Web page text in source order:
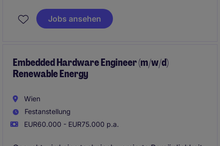
between production, engineering, and external
partners, you will drive process optimization and
electrical test systems for series production in the
Greater Vienna South area.
Jobs ansehen
Embedded Hardware Engineer (m/w/d)
Renewable Energy
Wien
Festanstellung
EUR60.000 - EUR75.000 p.a.